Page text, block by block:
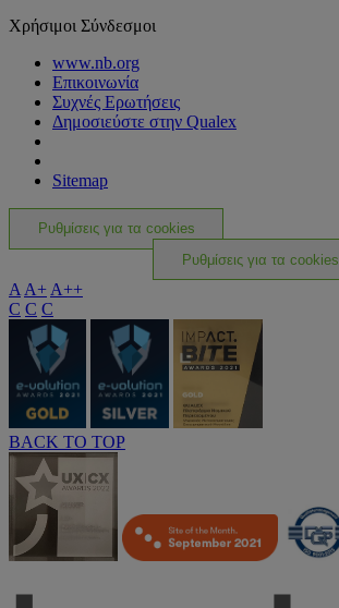
Χρήσιμοι Σύνδεσμοι
www.nb.org
Επικοινωνία
Συχνές Ερωτήσεις
Δημοσιεύστε στην Qualex
Sitemap
Ρυθμίσεις για τα cookies
Ρυθμίσεις για τα cookies
A A+ A++
C C C
BACK TO TOP